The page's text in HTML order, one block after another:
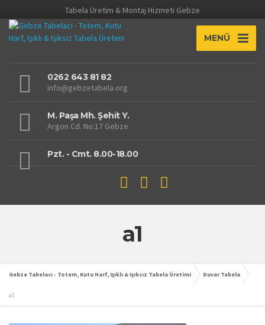
Tabela Üretim & Montaj Hizmeti Gebze
MENÜ
0262 643 81 82
info@gebzetabela.org
M. Paşa Mh. Şehit Y.
Argon Cd. No:17 Gebze
Pzt. - Cmt. 8.00-18.00
a1
Gebze Tabelacı - Totem, Kutu Harf, Işıklı & Işıksız Tabela Üretimi Duvar Tabela
a1